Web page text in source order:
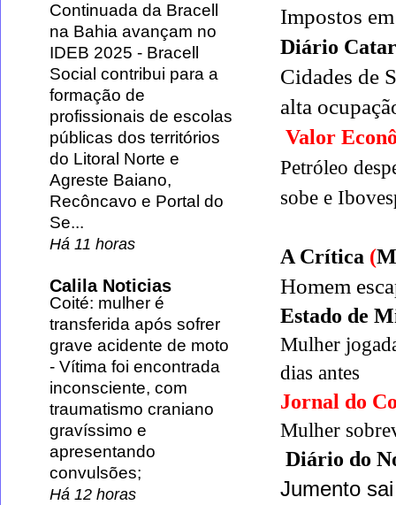
Impostos
Diário
Cidades de
alta
Valor
Petróleo
sobe e
A Crítica (
Homem
Estado de
Mulher
dias antes
Jornal do
Mulher
Diário do
Jumento
Continuada da Bracell
na Bahia avançam no
IDEB 2025 - Bracell
Social contribui para a
formação de
profissionais de escolas
públicas dos territórios
do Litoral Norte e
Agreste Baiano,
Recôncavo e Portal do
Se...
Há 11 horas
Calila Noticias
Coité: mulher é
transferida após sofrer
grave acidente de moto
- Vítima foi encontrada
inconsciente, com
traumatismo craniano
gravíssimo e
apresentando
convulsões;
Há 12 horas